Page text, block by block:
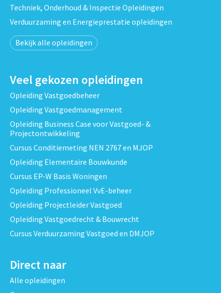
Techniek, Onderhoud & Inspectie Opleidingen
Verduurzaming en Energieprestatie opleidingen
Bekijk alle opleidingen
Veel gekozen opleidingen
Opleiding Vastgoedbeheer
Opleiding Vastgoedmanagement
Opleiding Business Case voor Vastgoed- &
Projectontwikkeling
Cursus Conditiemeting NEN 2767 en MJOP
Opleiding Elementaire Bouwkunde
Cursus EP-W Basis Woningen
Opleiding Professioneel VvE-beheer
Opleiding Projectleider Vastgoed
Opleiding Vastgoedrecht & Bouwrecht
Cursus Verduurzaming Vastgoed en DMJOP
Direct naar
Alle opleidingen